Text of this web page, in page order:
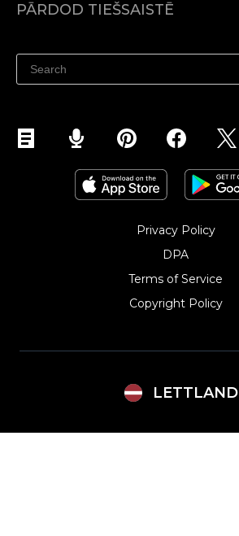
Izcenojumi
PĀRDOD TIEŠSAISTĒ
Pārdod Facebook
Pārdod Instagram
Privacy Policy
DPA
Terms of Service
Copyright Policy‎
LETTLAND